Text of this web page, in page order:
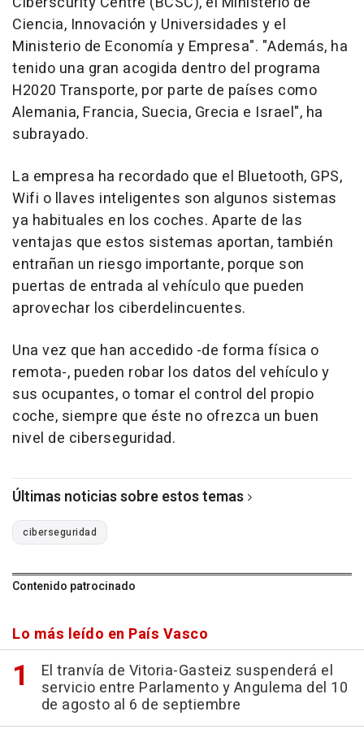
Ciencia, Innovación y Universidades y el
Ministerio de Economía y Empresa". "Además, ha
tenido una gran acogida dentro del programa
H2020 Transporte, por parte de países como
Alemania, Francia, Suecia, Grecia e Israel", ha
subrayado.
La empresa ha recordado que el Bluetooth, GPS,
Wifi o llaves inteligentes son algunos sistemas
ya habituales en los coches. Aparte de las
ventajas que estos sistemas aportan, también
entrañan un riesgo importante, porque son
puertas de entrada al vehículo que pueden
aprovechar los ciberdelincuentes.
Una vez que han accedido -de forma física o
remota-, pueden robar los datos del vehículo y
sus ocupantes, o tomar el control del propio
coche, siempre que éste no ofrezca un buen
nivel de ciberseguridad.
Últimas noticias sobre estos temas
ciberseguridad
Contenido patrocinado
Lo más leído en País Vasco
El tranvía de Vitoria-Gasteiz suspenderá el
servicio entre Parlamento y Angulema del 10
de agosto al 6 de septiembre